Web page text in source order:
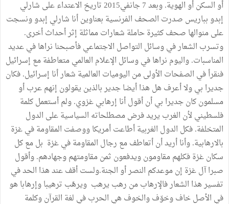
أو السكن أو الهوية. وبعد 7 جانفي2015 تاريخ الاعتداء على شارلي
إبدو بباريس صدرت الصحف الفرنسية بعناوين أنا شارلي إبدو ونسجت
على منوالها صحف كثيرة حاملة شعارات مماثلة إثر أحداث أخرى.
وتسرب الشعار في وسائل التواصل الاجتماعي فأصبحنا نراها في عديد
المناسبات. واليوم نراها في وسائل الإعلام العالمي متعاطفة مع إسرائيل
فنقرأ في الصفحات الأولى من اليوميات العالمية شعار أنا إسرائيل. فكان
جديرا بي ولا أعرف هل هذا أيضا جدير بالذين يقولون إنهم عرب أو
مسلمون كان جديرا بي أن أقول أنا إرهابي غزوي. ولم أستعمل كلمة
فلسطيني لأن الغرب يريد فرض مصطلحاته السياسية على الدول
المتخلفة. فكل الدول الغربية أطاعت أمريكا ووصفت المقاومة في غزة
بالارهابية. وأنا أريد أن أتعاطف مع رجال المقاومة في غزة بل مع كل
سكان غزة فكلهم مقاومون ويدفعون ثمن مقاومتهم وجهادهم. وأقول
صبرا آل غزة إن موعدكم النصر أو الجنة.ولست أقف عند هذا الحد في
تفسير هذا الشعار فالإرهاب من رهب يرهب ويرهّب ترهيبا وإرهابا هو
في الأصل خاف وخوّف والخوف هي الحرب في لغة القرآن وكلمة